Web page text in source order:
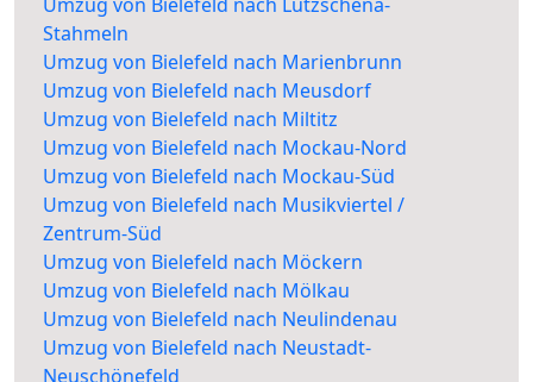
Stahmeln
Umzug von Bielefeld nach Marienbrunn
Umzug von Bielefeld nach Meusdorf
Umzug von Bielefeld nach Miltitz
Umzug von Bielefeld nach Mockau-Nord
Umzug von Bielefeld nach Mockau-Süd
Umzug von Bielefeld nach Musikviertel /
Zentrum-Süd
Umzug von Bielefeld nach Möckern
Umzug von Bielefeld nach Mölkau
Umzug von Bielefeld nach Neulindenau
Umzug von Bielefeld nach Neustadt-
Neuschönefeld